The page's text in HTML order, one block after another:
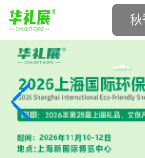
秋
首
于
展